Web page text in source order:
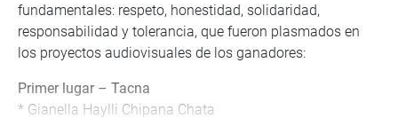
fundamentales: respeto, honestidad, solidaridad,
responsabilidad y tolerancia, que fueron plasmados en
los proyectos audiovisuales de los ganadores:
Primer lugar – Tacna
* Gianella Haylli Chipana Chata